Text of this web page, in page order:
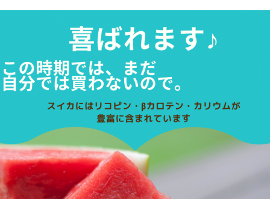
ナガノパープル
1房からOK！ぶどう狩り
すいか
マスクメロンと季節のフルーツ詰合せ